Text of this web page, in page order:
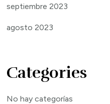
septiembre 2023
agosto 2023
Categories
No hay categorías